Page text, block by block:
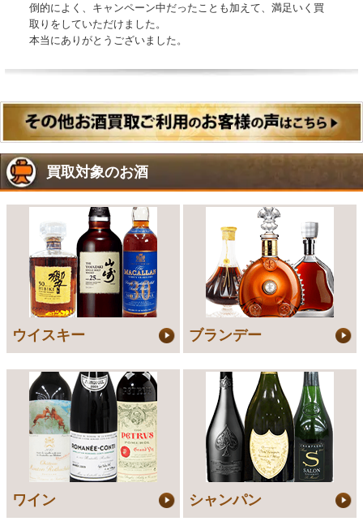
倒的によく、キャンペーン中だったことも加えて、満足いく買
取りをしていただけました。
本当にありがとうございました。
買取対象のお酒
ウイスキー ブランデー
ワイン シャンパン